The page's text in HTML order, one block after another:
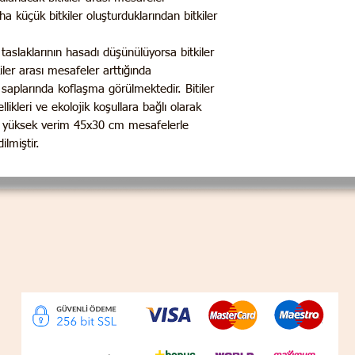
küçük bitkiler oluşturduklarından bitkiler
hasadı düşünülüyorsa bitkiler
arası mesafeler arttığında
saplarında koflaşma görülmektedir. Bitiler
ve ekolojik koşullara bağlı olarak
verim 45x30 cm mesafelerle